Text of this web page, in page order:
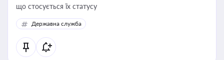
що стосується їх статусу
Державна служба